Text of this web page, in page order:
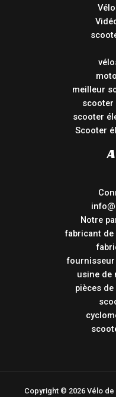
meilleur
scooter
scooter
Scooter
Notre
fabricant
fournisseur
usine de
pièces
Copyright © 2026 Vélo